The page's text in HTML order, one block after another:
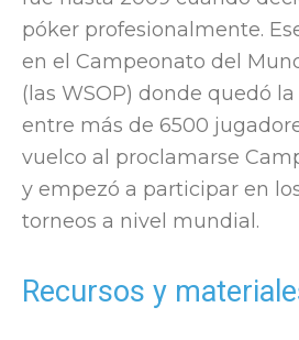
póker profesionalmente.
en el Campeonato del
(las WSOP) donde quedó
entre más de 6500
vuelco al proclamarse
y empezó a participar en
torneos a nivel mundial.
Recursos y